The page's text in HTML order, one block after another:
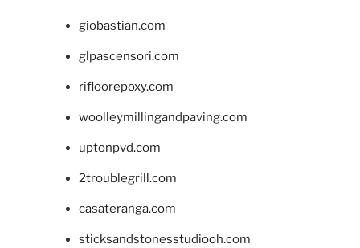
giobastian.com
glpascensori.com
rifloorepoxy.com
woolleymillingandpaving.com
uptonpvd.com
2troublegrill.com
casateranga.com
sticksandstonesstudiooh.com